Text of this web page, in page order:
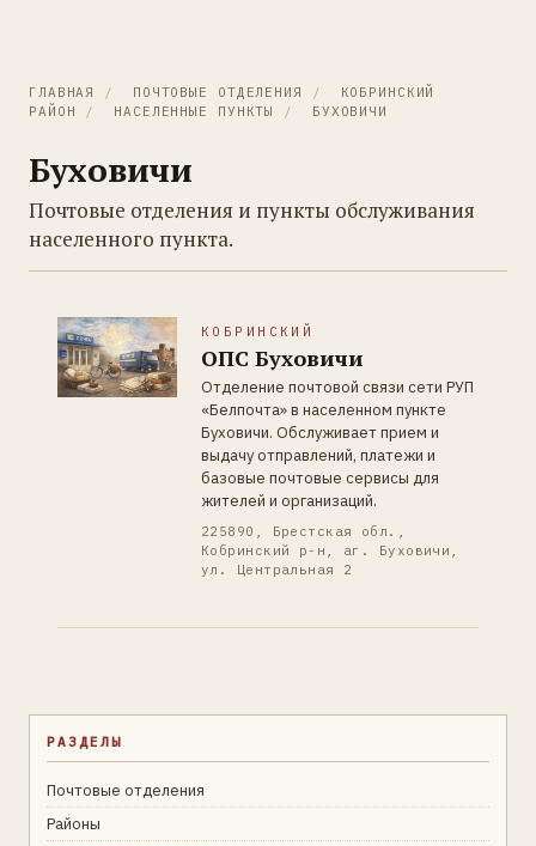
ГЛАВНАЯ / ПОЧТОВЫЕ ОТДЕЛЕНИЯ /
КОБРИНСКИЙ
РАЙОН
/ НАСЕЛЕННЫЕ ПУНКТЫ / БУХОВИЧИ
Буховичи
Почтовые отделения и пункты обслуживания
населенного пункта.
КОБРИНСКИЙ
ОПС Буховичи
Отделение почтовой связи сети РУП
«Белпочта» в населенном пункте
Буховичи. Обслуживает прием и
выдачу отправлений, платежи и
базовые почтовые сервисы для
жителей и организаций.
225890, Брестская обл.,
Кобринский р-н, аг. Буховичи,
ул. Центральная 2
РАЗДЕЛЫ
Почтовые отделения
Районы